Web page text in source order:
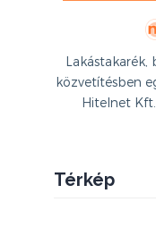
közvetítésben
Hitelnet
Térkép